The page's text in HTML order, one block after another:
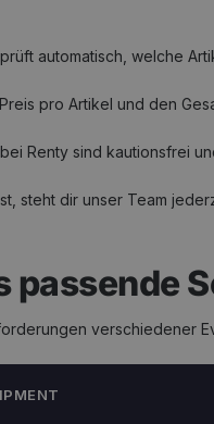
automatisch, welche
pro Artikel und den
Renty sind kautionsfrei
steht dir unser Team
passende
verschiedener